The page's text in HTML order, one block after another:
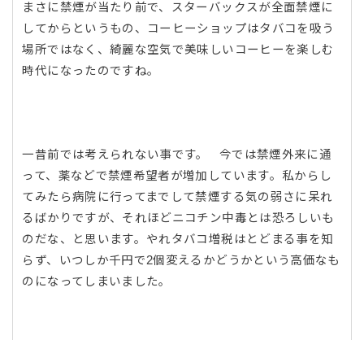
まさに禁煙が当たり前で、スターバックスが全面禁煙に
してからというもの、コーヒーショップはタバコを吸う
場所ではなく、綺麗な空気で美味しいコーヒーを楽しむ
時代になったのですね。
一昔前では考えられない事です。 今では禁煙外来に通
って、薬などで禁煙希望者が増加しています。私からし
てみたら病院に行ってまでして禁煙する気の弱さに呆れ
るばかりですが、それほどニコチン中毒とは恐ろしいも
のだな、と思います。やれタバコ増税はとどまる事を知
らず、いつしか千円で2個変えるかどうかという高価なも
のになってしまいました。